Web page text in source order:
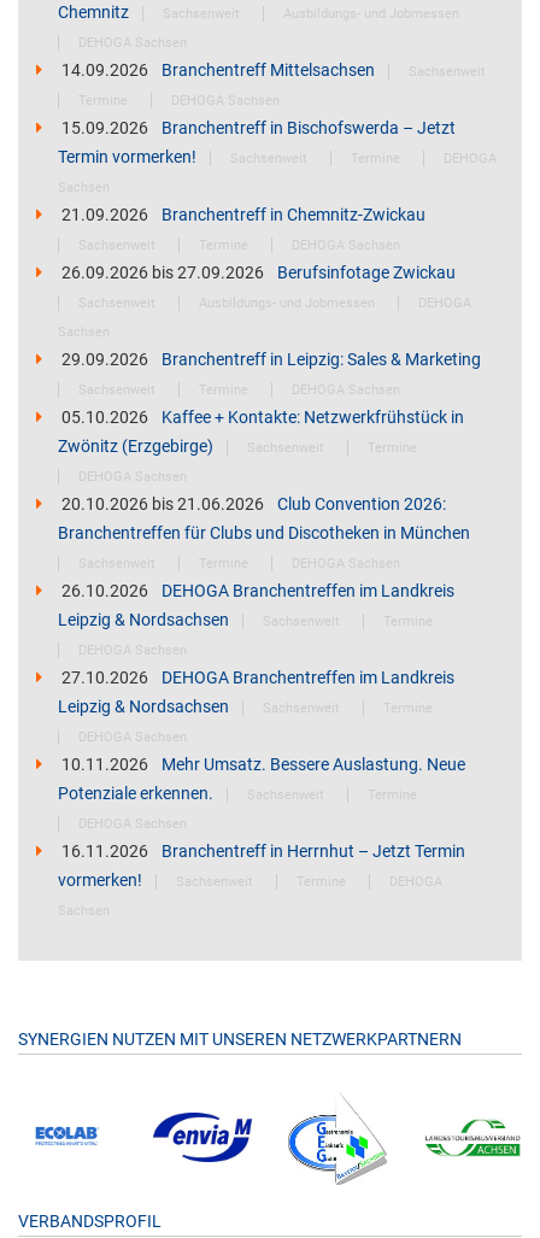
Chemnitz Sachsenweit
Ausbildungs- und Jobmessen
DEHOGA Sachsen
14.09.2026 Branchentreff Mittelsachsen
Sachsenweit
Termine
DEHOGA Sachsen
15.09.2026
Branchentreff in Bischofswerda – Jetzt
Termin vormerken!
Sachsenweit Termine
DEHOGA
Sachsen
21.09.2026 Branchentreff in Chemnitz-Zwickau
Sachsenweit Termine DEHOGA Sachsen
26.09.2026 bis27.09.2026 Berufsinfotage Zwickau
Sachsenweit Ausbildungs- und Jobmessen
DEHOGA
Sachsen
29.09.2026 Branchentreff in Leipzig: Sales & Marketing
Sachsenweit Termine DEHOGA Sachsen
05.10.2026
Kaffee + Kontakte: Netzwerkfrühstück in
Zwönitz (Erzgebirge)
Sachsenweit
Termine
DEHOGA Sachsen
20.10.2026 bis21.06.2026
Club Convention 2026:
Branchentreffen für Clubs und Discotheken in München
Sachsenweit Termine DEHOGA Sachsen
26.10.2026
DEHOGA Branchentreffen im Landkreis
Leipzig & Nordsachsen
Sachsenweit
Termine
DEHOGA Sachsen
27.10.2026
DEHOGA Branchentreffen im Landkreis
Leipzig & Nordsachsen
Sachsenweit
Termine
DEHOGA Sachsen
10.11.2026
Mehr Umsatz. Bessere Auslastung. Neue
Potenziale erkennen.
Sachsenweit
Termine
DEHOGA Sachsen
16.11.2026
Branchentreff in Herrnhut – Jetzt Termin
vormerken!
Sachsenweit Termine
DEHOGA
Sachsen
SYNERGIEN NUTZEN MIT UNSEREN NETZWERKPARTNERN
VERBANDSPROFIL